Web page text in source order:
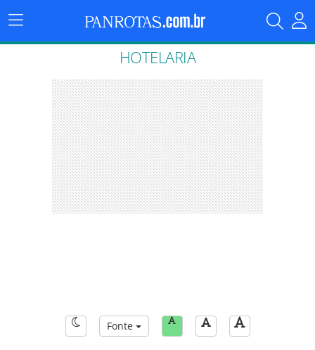
Menu
Principal
HOTELARIA
Fonte